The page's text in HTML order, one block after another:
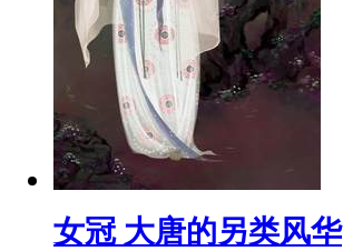
女冠 大唐的另类风华